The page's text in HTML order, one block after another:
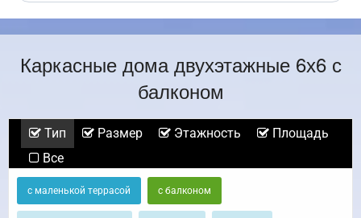
Каркасные дома двухэтажные 6х6 с
балконом
Тип Размер Этажность
Площадь
Все
с маленькой террасой с балконом